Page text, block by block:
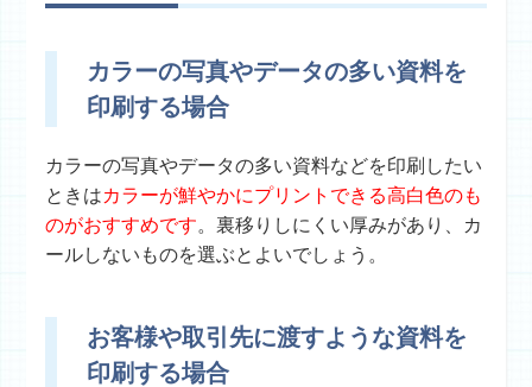
カラーの写真やデータの多い資料を
印刷する場合
カラーの写真やデータの多い資料などを印刷したい
ときはカラーが鮮やかにプリントできる高白色のも
のがおすすめです。裏移りしにくい厚みがあり、カ
ールしないものを選ぶとよいでしょう。
お客様や取引先に渡すような資料を
印刷する場合